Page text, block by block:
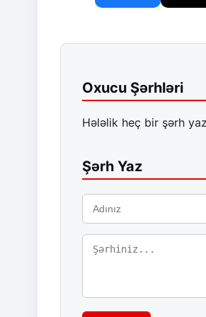
Oxucu Şərhləri
Hələlik heç bir şərh
Şərh Yaz